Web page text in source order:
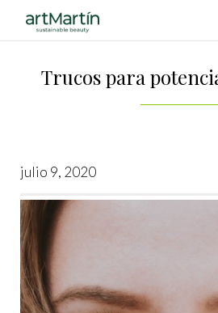
Trucos para
julio 9, 2020